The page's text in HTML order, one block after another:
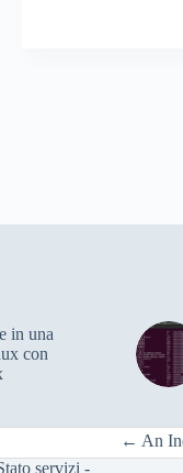
in una
con
← An
servizi -